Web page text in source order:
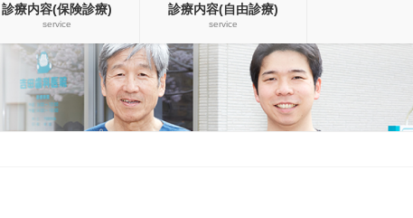
診療内容(保険診療)
service
診療内容(自由診療)
service